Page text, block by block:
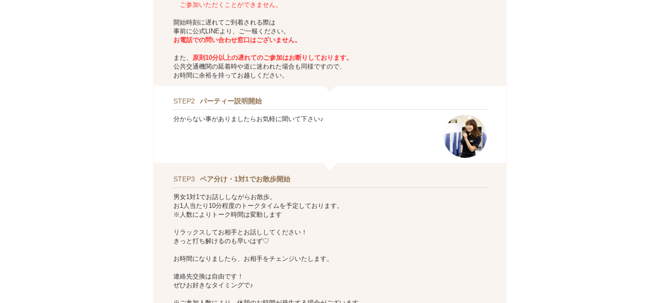
ご参加いただくことができません。
開始時刻に遅れてご到着される際は
事前に公式LINEより、ご一報ください。
お電話での問い合わせ窓口はございません。
また、 原則10分以上の遅れてのご参加はお断りしております。
公共交通機関の延着時や道に迷われた場合も同様ですので、
お時間に余裕を持ってお越しください。
STEP2 パーティー説明開始
分からない事がありましたらお気軽に聞いて下さい♪
STEP3 ペア分け・1対1でお散歩開始
男女1対1でお話ししながらお散歩。
お1人当たり10分程度のトークタイムを予定しております。
※人数によりトーク時間は変動します
リラックスしてお相手とお話ししてください！
きっと打ち解けるのも早いはず♡
お時間になりましたら、お相手をチェンジいたします。
連絡先交換は自由です！
ぜひお好きなタイミングで♪